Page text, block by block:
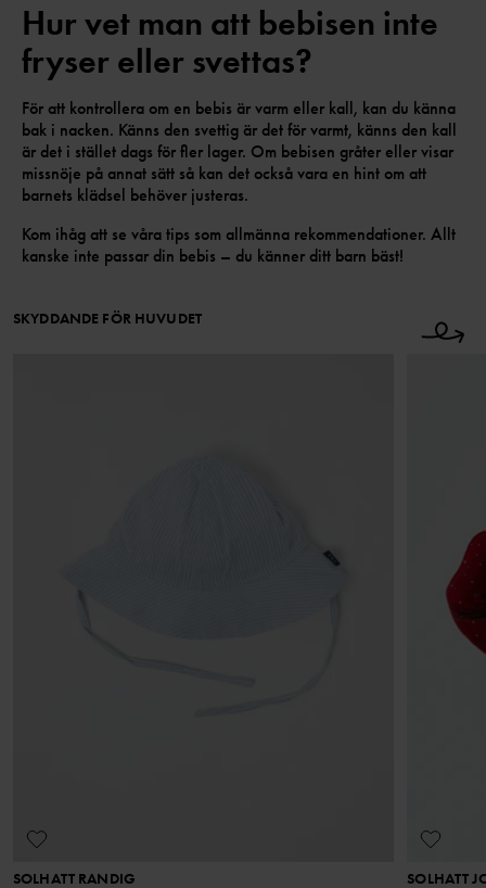
Hur vet man att bebisen inte
fryser eller svettas?
För att kontrollera om en bebis är varm eller kall, kan du känna
bak i nacken. Känns den svettig är det för varmt, känns den kall
är det i stället dags för fler lager. Om bebisen gråter eller visar
missnöje på annat sätt så kan det också vara en hint om att
barnets klädsel behöver justeras.
Kom ihåg att se våra tips som allmänna rekommendationer. Allt
kanske inte passar din bebis – du känner ditt barn bäst!
SKYDDANDE FÖR HUVUDET
SOLHATT RANDIG SOLHATT